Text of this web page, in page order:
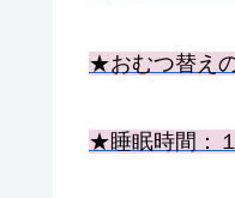
★おむつ替え
★睡眠時間：